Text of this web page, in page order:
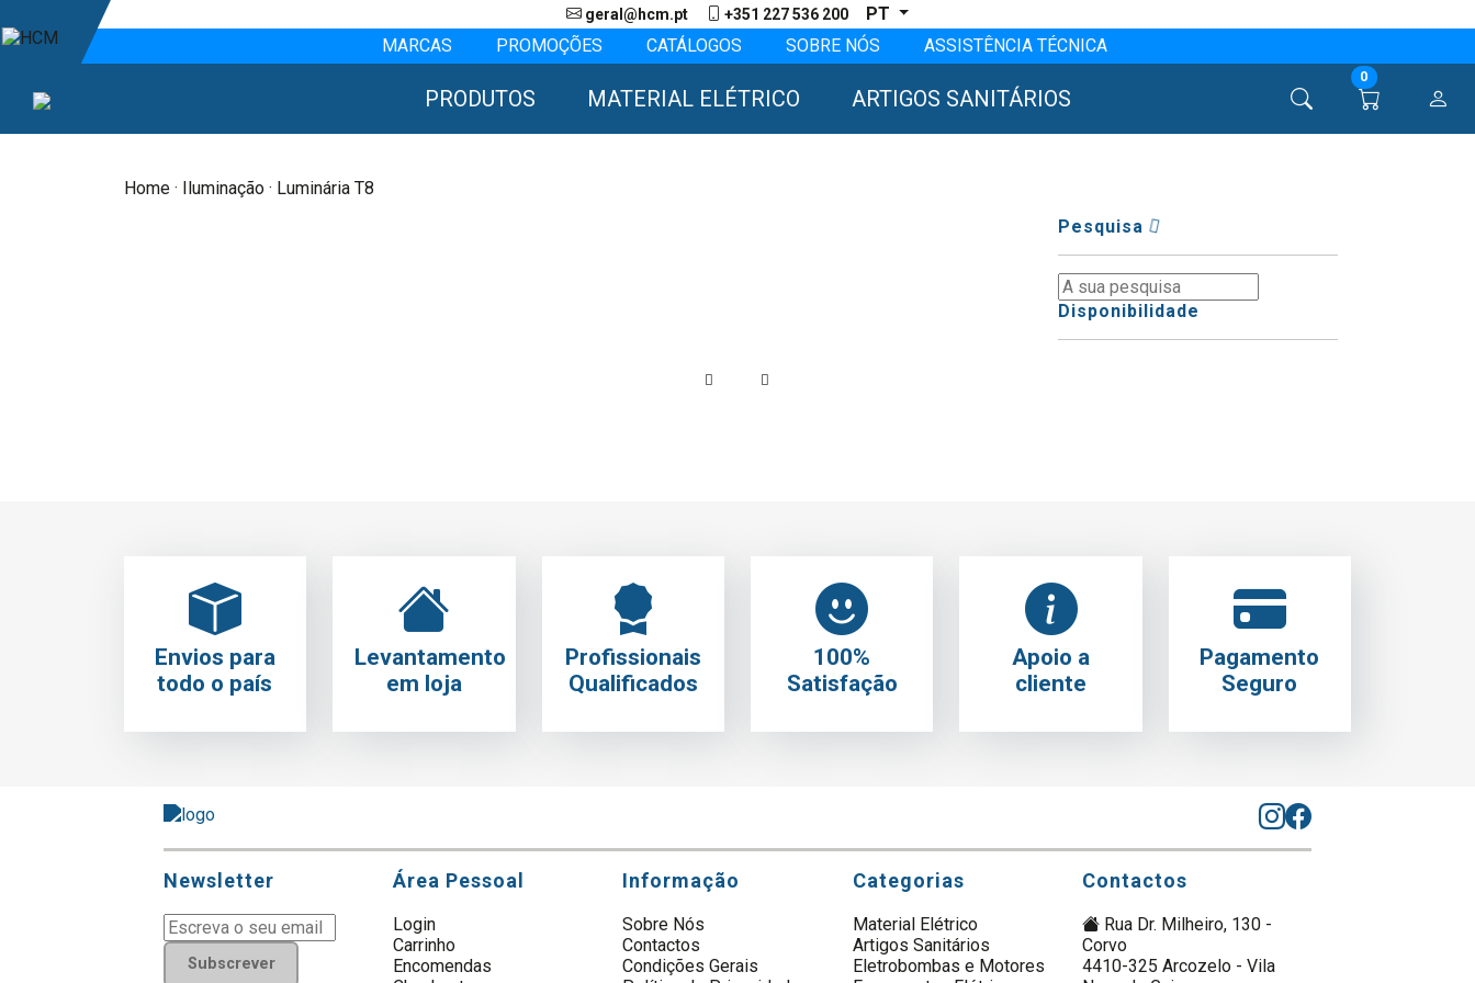
geral@hcm.pt +351 227 536 200
PT
MARCAS
PROMOÇÕES CATÁLOGOS SOBRE NÓS ASSISTÊNCIA TÉCNICA
PRODUTOS MATERIAL ELÉTRICO ARTIGOS SANITÁRIOS
0
Home· Iluminação· Luminária T8
Pesquisa
Disponibilidade
Envios para
todo o país
Levantamento
em loja
Profissionais
Qualificados
100%
Satisfação
Apoio a
cliente
Pagamento
Seguro
Newsletter
Subscrever
Área Pessoal
Login
Carrinho
Encomendas
Informação
Sobre Nós
Contactos
Condições Gerais
Categorias
Material Elétrico
Artigos Sanitários
Eletrobombas e Motores
Contactos
Rua Dr. Milheiro, 130 -
Corvo
4410-325 Arcozelo - Vila